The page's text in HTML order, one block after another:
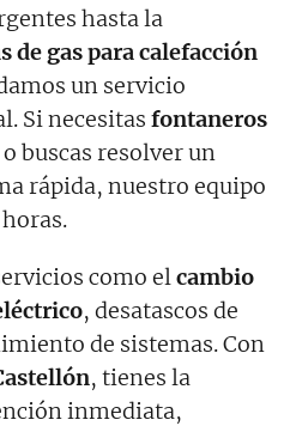
hasta la
de gas para calefacción
un servicio
Si necesitas fontaneros
o buscas resolver un
rápida, nuestro equipo
como elcambio
, desatascos de
de sistemas. Con
, tienes la
inmediata,